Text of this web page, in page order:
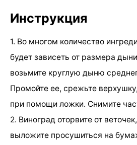
Инструкция
1. Во многом количество
будет зависеть от размера
возьмите круглую дыню
Промойте ее, срежьте
при помощи ложки. Снимите
2. Виноград оторвите от
выложите просушиться на